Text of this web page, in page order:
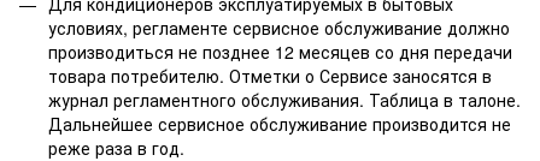
условиях, регламенте сервисное обслуживание должно
производиться не позднее 12 месяцев со дня передачи
товара потребителю. Отметки о Сервисе заносятся в
журнал регламентного обслуживания. Таблица в талоне.
Дальнейшее сервисное обслуживание производится не
реже раза в год.